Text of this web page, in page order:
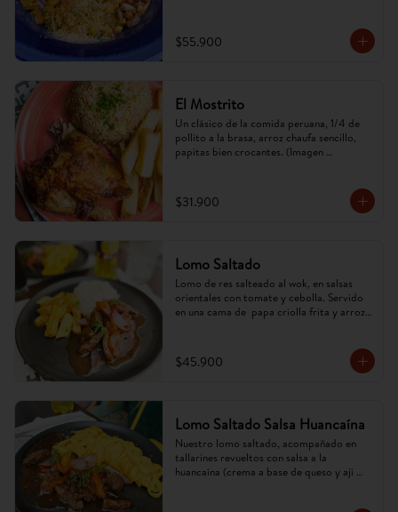
$55.900
El Mostrito
Un clásico de la comida peruana, 1/4 de
pollito a la brasa, arroz chaufa sencillo,
papitas bien crocantes. (Imagen
$31.900
Lomo Saltado
Lomo de res salteado al wok, en salsas
orientales con tomate y cebolla. Servido
en una cama de  papa criolla frita y arroz.
$45.900
Lomo Saltado Salsa Huancaína
Nuestro lomo saltado, acompañado en
tallarines revueltos con salsa a la
huancaína (crema a base de queso y ají